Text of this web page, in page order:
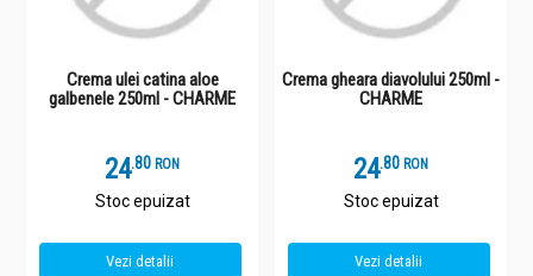
Crema ulei catina aloe
galbenele 250ml - CHARME
24.8 RON
Stoc epuizat
Vezi detalii
Crema gheara diavolului 250ml -
CHARME
24.8 RON
Stoc epuizat
Vezi detalii